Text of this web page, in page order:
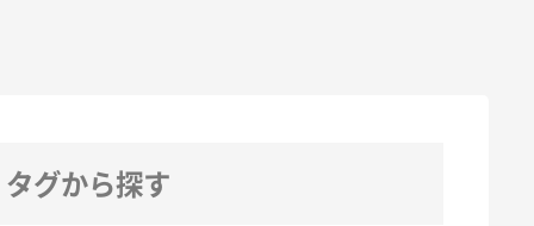
タグから探す